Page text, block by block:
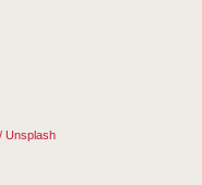
Unsplash